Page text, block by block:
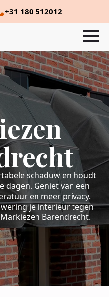
+31 180 512012
schaduw en houdt
dagen. Geniet van een
en meer privacy.
je interieur tegen
Barendrecht.